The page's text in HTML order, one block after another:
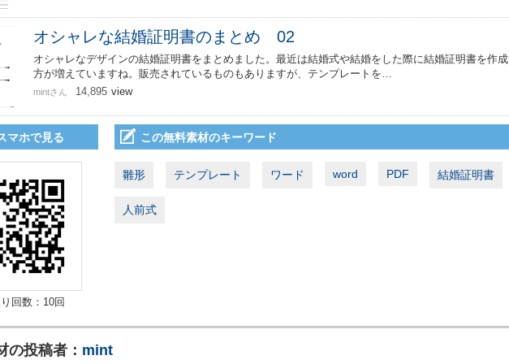
オシャレな結婚証明書のまとめ 02
オシャレなデザインの結婚証明書をまとめました。最近は結婚式や結婚をした際に結婚証明書を作
方が増えていますね。販売されているものもありますが、テンプレートを…
mintさん 14,895 view
マホで見る
回数：10回
この無料素材のキーワード
雛形 テンプレート ワード word PDF 結婚証明書
人前式
の投稿者： mint